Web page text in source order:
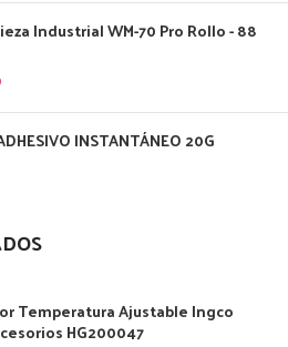
Industrial WM-70 Pro Rollo - 88
INSTANTÁNEO 20G
Temperatura Ajustable Ingco
HG200047